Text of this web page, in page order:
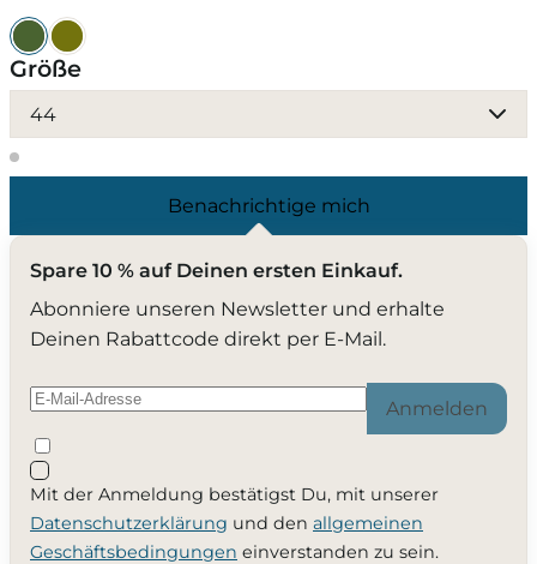
Größe
44
Benachrichtige mich
Spare 10 % auf Deinen ersten Einkauf.
Abonniere unseren Newsletter und erhalte
Deinen Rabattcode direkt per E-Mail.
Anmelden
Mit der Anmeldung bestätigst Du, mit unserer
Datenschutzerklärung und den allgemeinen
Geschäftsbedingungen einverstanden zu sein.